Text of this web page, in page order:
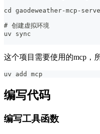
cd gaodeweather-mcp-
# 创建虚拟环境
uv sync
这个项目需要使用的mcp，
uv add mcp
编写代码
编写工具函数